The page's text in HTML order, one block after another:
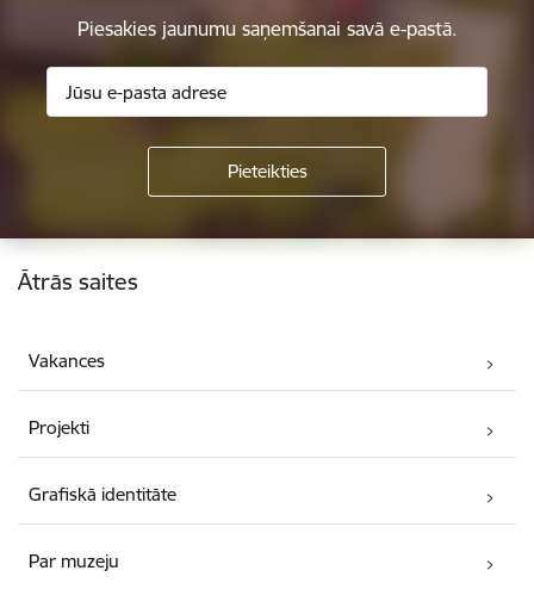
Piesakies jaunumu saņemšanai savā e-pastā.
Kājene
Ātrās saites
Vakances
Projekti
Grafiskā identitāte
Par muzeju